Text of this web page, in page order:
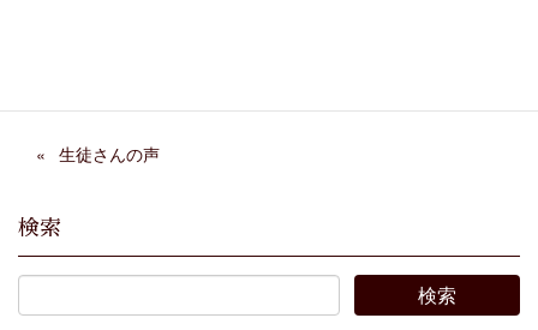
生徒さんの声
検索